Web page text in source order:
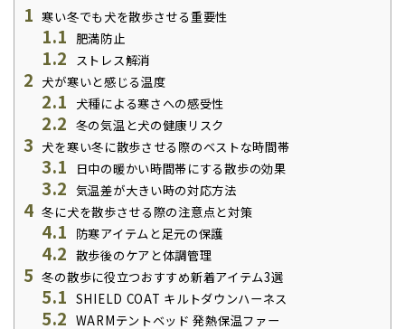
1 寒い冬でも犬を散歩させる重要性
1.1 肥満防止
1.2 ストレス解消
2 犬が寒いと感じる温度
2.1 犬種による寒さへの感受性
2.2 冬の気温と犬の健康リスク
3 犬を寒い冬に散歩させる際のベストな時間帯
3.1 日中の暖かい時間帯にする散歩の効果
3.2 気温差が大きい時の対応方法
4 冬に犬を散歩させる際の注意点と対策
4.1 防寒アイテムと足元の保護
4.2 散歩後のケアと体調管理
5 冬の散歩に役立つおすすめ新着アイテム3選
5.1 SHIELD COAT キルトダウンハーネス
5.2 WARMテントベッド 発熱保温ファー